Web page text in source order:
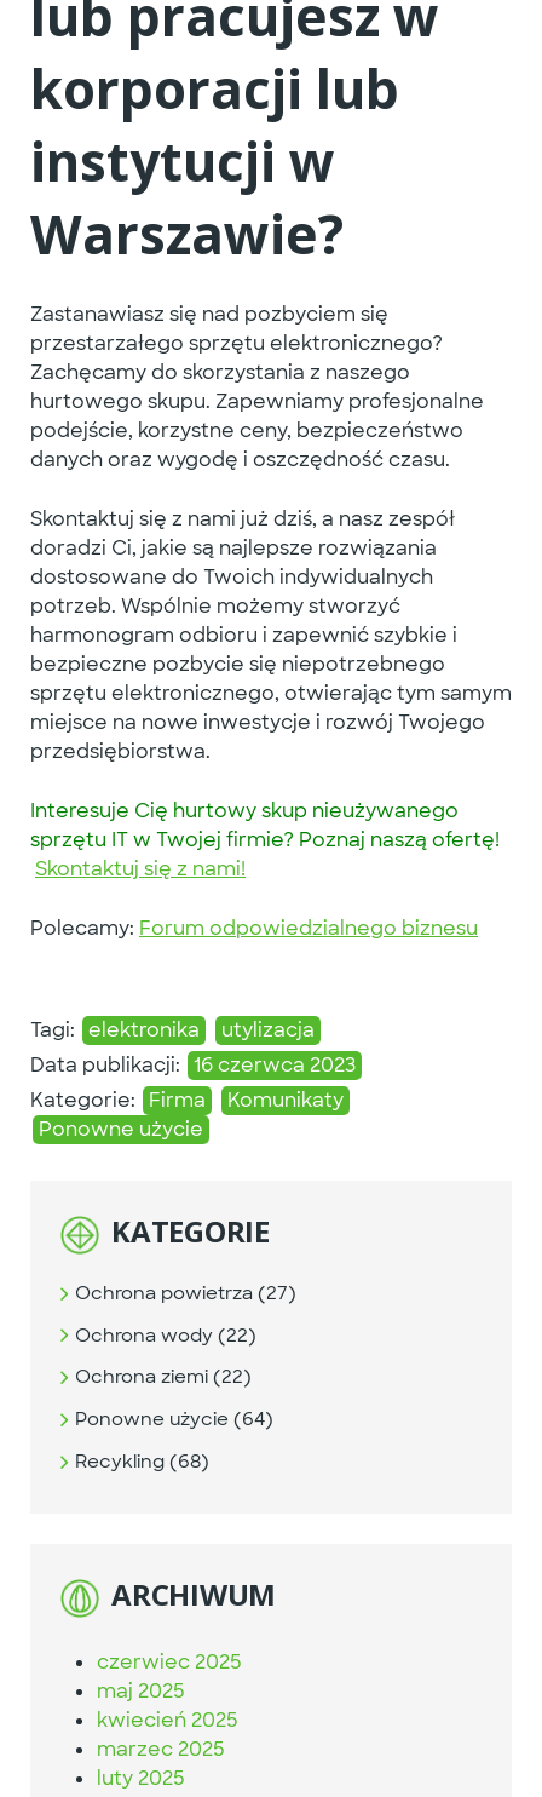
lub pracujesz w
korporacji lub
instytucji w
Warszawie?
Zastanawiasz się nad pozbyciem się
przestarzałego sprzętu elektronicznego?
Zachęcamy do skorzystania z naszego
hurtowego skupu. Zapewniamy profesjonalne
podejście, korzystne ceny, bezpieczeństwo
danych oraz wygodę i oszczędność czasu.
Skontaktuj się z nami już dziś, a nasz zespół
doradzi Ci, jakie są najlepsze rozwiązania
dostosowane do Twoich indywidualnych
potrzeb. Wspólnie możemy stworzyć
harmonogram odbioru i zapewnić szybkie i
bezpieczne pozbycie się niepotrzebnego
sprzętu elektronicznego, otwierając tym samym
miejsce na nowe inwestycje i rozwój Twojego
przedsiębiorstwa.
Interesuje Cię hurtowy skup nieużywanego
sprzętu IT w Twojej firmie? Poznaj naszą ofertę!
Skontaktuj się z nami!
Polecamy: Forum odpowiedzialnego biznesu
Tagi: elektronika
utylizacja
Data publikacji: 16 czerwca 2023
Kategorie:
Firma
Komunikaty
Ponowne użycie
KATEGORIE
Ochrona powietrza (27)
Ochrona wody (22)
Ochrona ziemi (22)
Ponowne użycie (64)
Recykling (68)
ARCHIWUM
czerwiec 2025
maj 2025
kwiecień 2025
marzec 2025
luty 2025